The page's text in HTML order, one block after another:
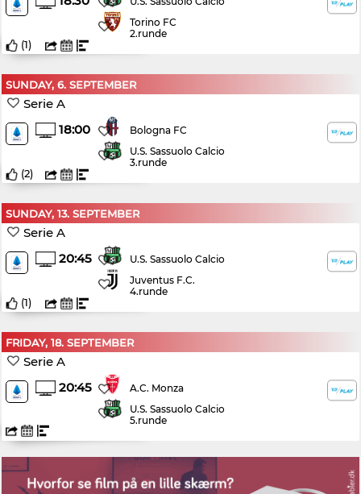
Torino FC
2.runde
(1)
SUNDAY, 6. SEPTEMBER
Serie A
18:00
Bologna FC
U.S. Sassuolo Calcio
3.runde
(2)
SUNDAY, 13. SEPTEMBER
Serie A
20:45
U.S. Sassuolo Calcio
Juventus F.C.
4.runde
(1)
FRIDAY, 18. SEPTEMBER
Serie A
20:45
A.C. Monza
U.S. Sassuolo Calcio
5.runde